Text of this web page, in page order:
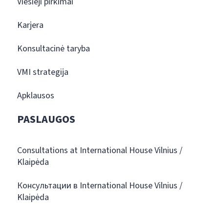
Karjera
Konsultacinė taryba
VMI strategija
Apklausos
PASLAUGOS
Consultations at International House Vilnius /
Klaipėda
Консультации в International House Vilnius /
Klaipėda